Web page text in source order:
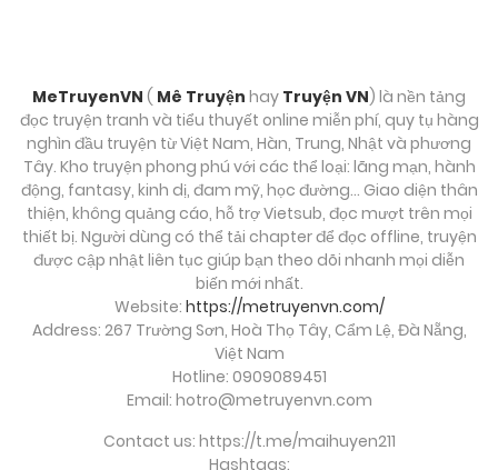
MeTruyenVN ( Mê Truyện hay Truyện VN) là nền tảng
đọc truyện tranh và tiểu thuyết online miễn phí, quy tụ hàng
nghìn đầu truyện từ Việt Nam, Hàn, Trung, Nhật và phương
Tây. Kho truyện phong phú với các thể loại: lãng mạn, hành
động, fantasy, kinh dị, đam mỹ, học đường… Giao diện thân
thiện, không quảng cáo, hỗ trợ Vietsub, đọc mượt trên mọi
thiết bị. Người dùng có thể tải chapter để đọc offline, truyện
được cập nhật liên tục giúp bạn theo dõi nhanh mọi diễn
biến mới nhất.
Website: https://metruyenvn.com/
Address: 267 Trường Sơn, Hoà Thọ Tây, Cẩm Lệ, Đà Nẵng,
Việt Nam
Hotline: 0909089451
Email: hotro@metruyenvn.com
Contact us: https://t.me/maihuyen211
Hashtags: